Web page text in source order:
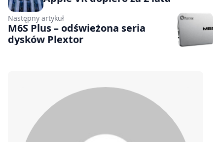
Następny artykuł
M6S Plus – odświeżona seria
dysków Plextor